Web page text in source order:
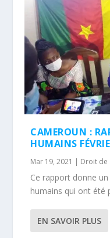
CAMEROUN :
HUMAINS
Mar 19, 2021 | Droit de
Ce rapport donne
humains qui ont été
EN SAVOIR PLUS